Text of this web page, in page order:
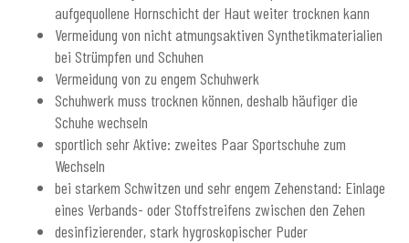
aufgequollene Hornschicht der Haut weiter trocknen kann
Vermeidung von nicht atmungsaktiven Synthetikmaterialien
bei Strümpfen und Schuhen
Vermeidung von zu engem Schuhwerk
Schuhwerk muss trocknen können, deshalb häufiger die
Schuhe wechseln
sportlich sehr Aktive: zweites Paar Sportschuhe zum
Wechseln
bei starkem Schwitzen und sehr engem Zehenstand: Einlage
eines Verbands- oder Stoffstreifens zwischen den Zehen
desinfizierender, stark hygroskopischer Puder